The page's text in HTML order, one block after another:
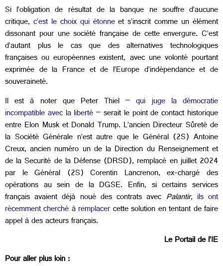
Si l’obligation de résultat de la banque ne souffre d’aucune
critique, c’est le choix qui étonneet s’inscrit comme un élément
dissonant pour une société française de cette envergure. C’est
d’autant plus le cas que des alternatives technologiques
françaises ou européennes existent, avec une volonté pourtant
exprimée de la France et de l’Europe d’indépendance et de
souveraineté.
Il est à noter que Peter Thiel –qui juge la démocratie
incompatible avec la liberté– serait le point de contact historique
entre Elon Musk et Donald Trump. L’ancien Directeur Sûreté de
la Société Générale n’est autre que le Général (2S) Antoine
Creux, ancien numéro un de la Direction du Renseignement et
de la Securité de la Défense (DRSD), remplacé en juillet 2024
par le Général (2S) Corentin Lancrenon, ex-chargé des
opérations au sein de la DGSE. Enfin, si certains services
français avaient déjà noué des contrats avec Palantir, ils ont
récemment cherché à remplacercette solution en tentant de faire
appel à des acteurs français.
Le Portail de l’IE
Pour aller plus loin :